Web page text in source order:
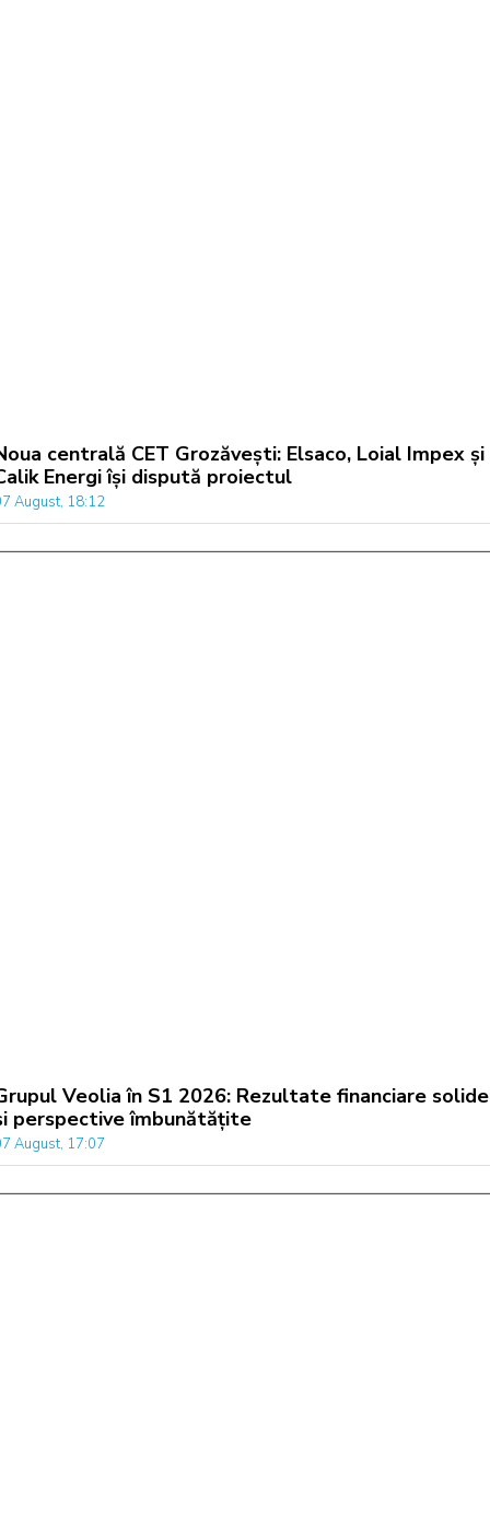
centrală CET Grozăvești: Elsaco, Loial Impex și
Energi își dispută proiectul
August, 18:12
Veolia în S1 2026: Rezultate financiare solide
perspective îmbunătățite
August, 17:07